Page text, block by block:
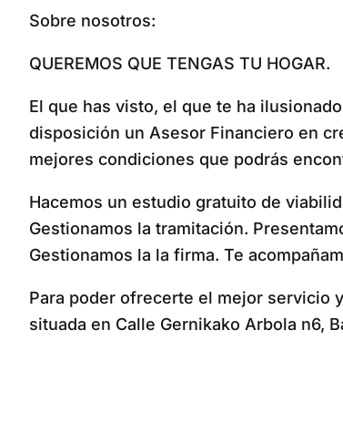
Sobre nosotros:
QUEREMOS QUE TENGAS TU HOGAR.
El que has visto, el que te ha
disposición un Asesor Financiero en
mejores condiciones que podrás
Hacemos un estudio gratuito de
Gestionamos la tramitación.
Gestionamos la la firma. Te
Para poder ofrecerte el mejor servicio
situada en Calle Gernikako Arbola n6,